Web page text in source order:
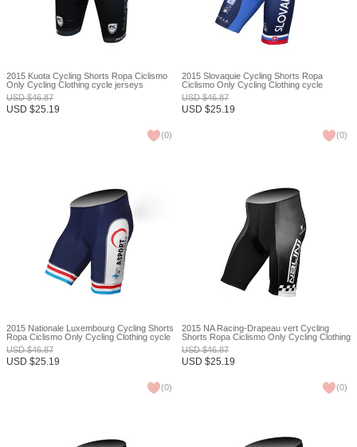
2015 Kuota Cycling Shorts Ropa Ciclismo
Only Cycling Clothing cycle jerseys
Ciclismo bicicletas maillot ciclismo XXS
USD$46.87
USD $25.19
(0)
2015 Slovaquie Cycling Shorts Ropa
Ciclismo Only Cycling Clothing cycle
jerseys Ciclismo bicicletas maillot ciclismo
XXS
USD$46.87
USD $25.19
(0)
2015 Nationale Luxembourg Cycling Shorts
Ropa Ciclismo Only Cycling Clothing cycle
jerseys Ciclismo bicicletas maillot ciclismo
XXS
USD$46.87
USD $25.19
(0)
2015 NA Racing-Drapeau vert Cycling
Shorts Ropa Ciclismo Only Cycling Clothing
cycle jerseys Ciclismo bicicletas maillot
ciclismo XXS
USD$46.87
USD $25.19
(0)